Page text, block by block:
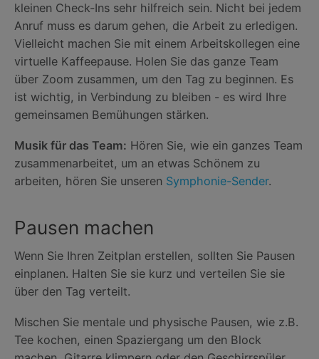
kleinen Check-Ins sehr hilfreich sein. Nicht bei jedem
Anruf muss es darum gehen, die Arbeit zu erledigen.
Vielleicht machen Sie mit einem Arbeitskollegen eine
virtuelle Kaffeepause. Holen Sie das ganze Team
über Zoom zusammen, um den Tag zu beginnen. Es
ist wichtig, in Verbindung zu bleiben - es wird Ihre
gemeinsamen Bemühungen stärken.
Musik für das Team: Hören Sie, wie ein ganzes Team
zusammenarbeitet, um an etwas Schönem zu
arbeiten, hören Sie unseren Symphonie-Sender.
Pausen machen
Wenn Sie Ihren Zeitplan erstellen, sollten Sie Pausen
einplanen. Halten Sie sie kurz und verteilen Sie sie
über den Tag verteilt.
Mischen Sie mentale und physische Pausen, wie z.B.
Tee kochen, einen Spaziergang um den Block